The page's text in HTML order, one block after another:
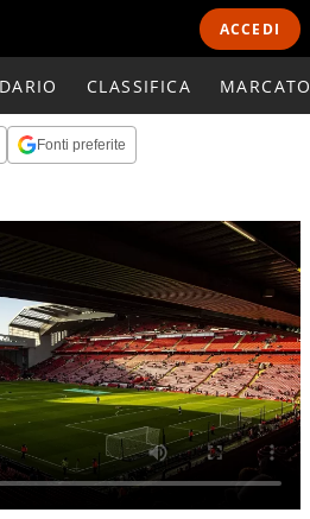
ACCEDI
CLASSIFICA
Fonti preferite